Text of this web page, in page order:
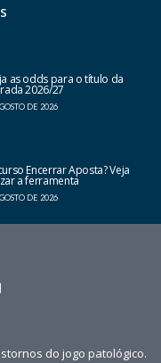
as odds para o título da
2026/27
DE 2026
Encerrar Aposta? Veja
a ferramenta
DE 2026
do jogo patológico.